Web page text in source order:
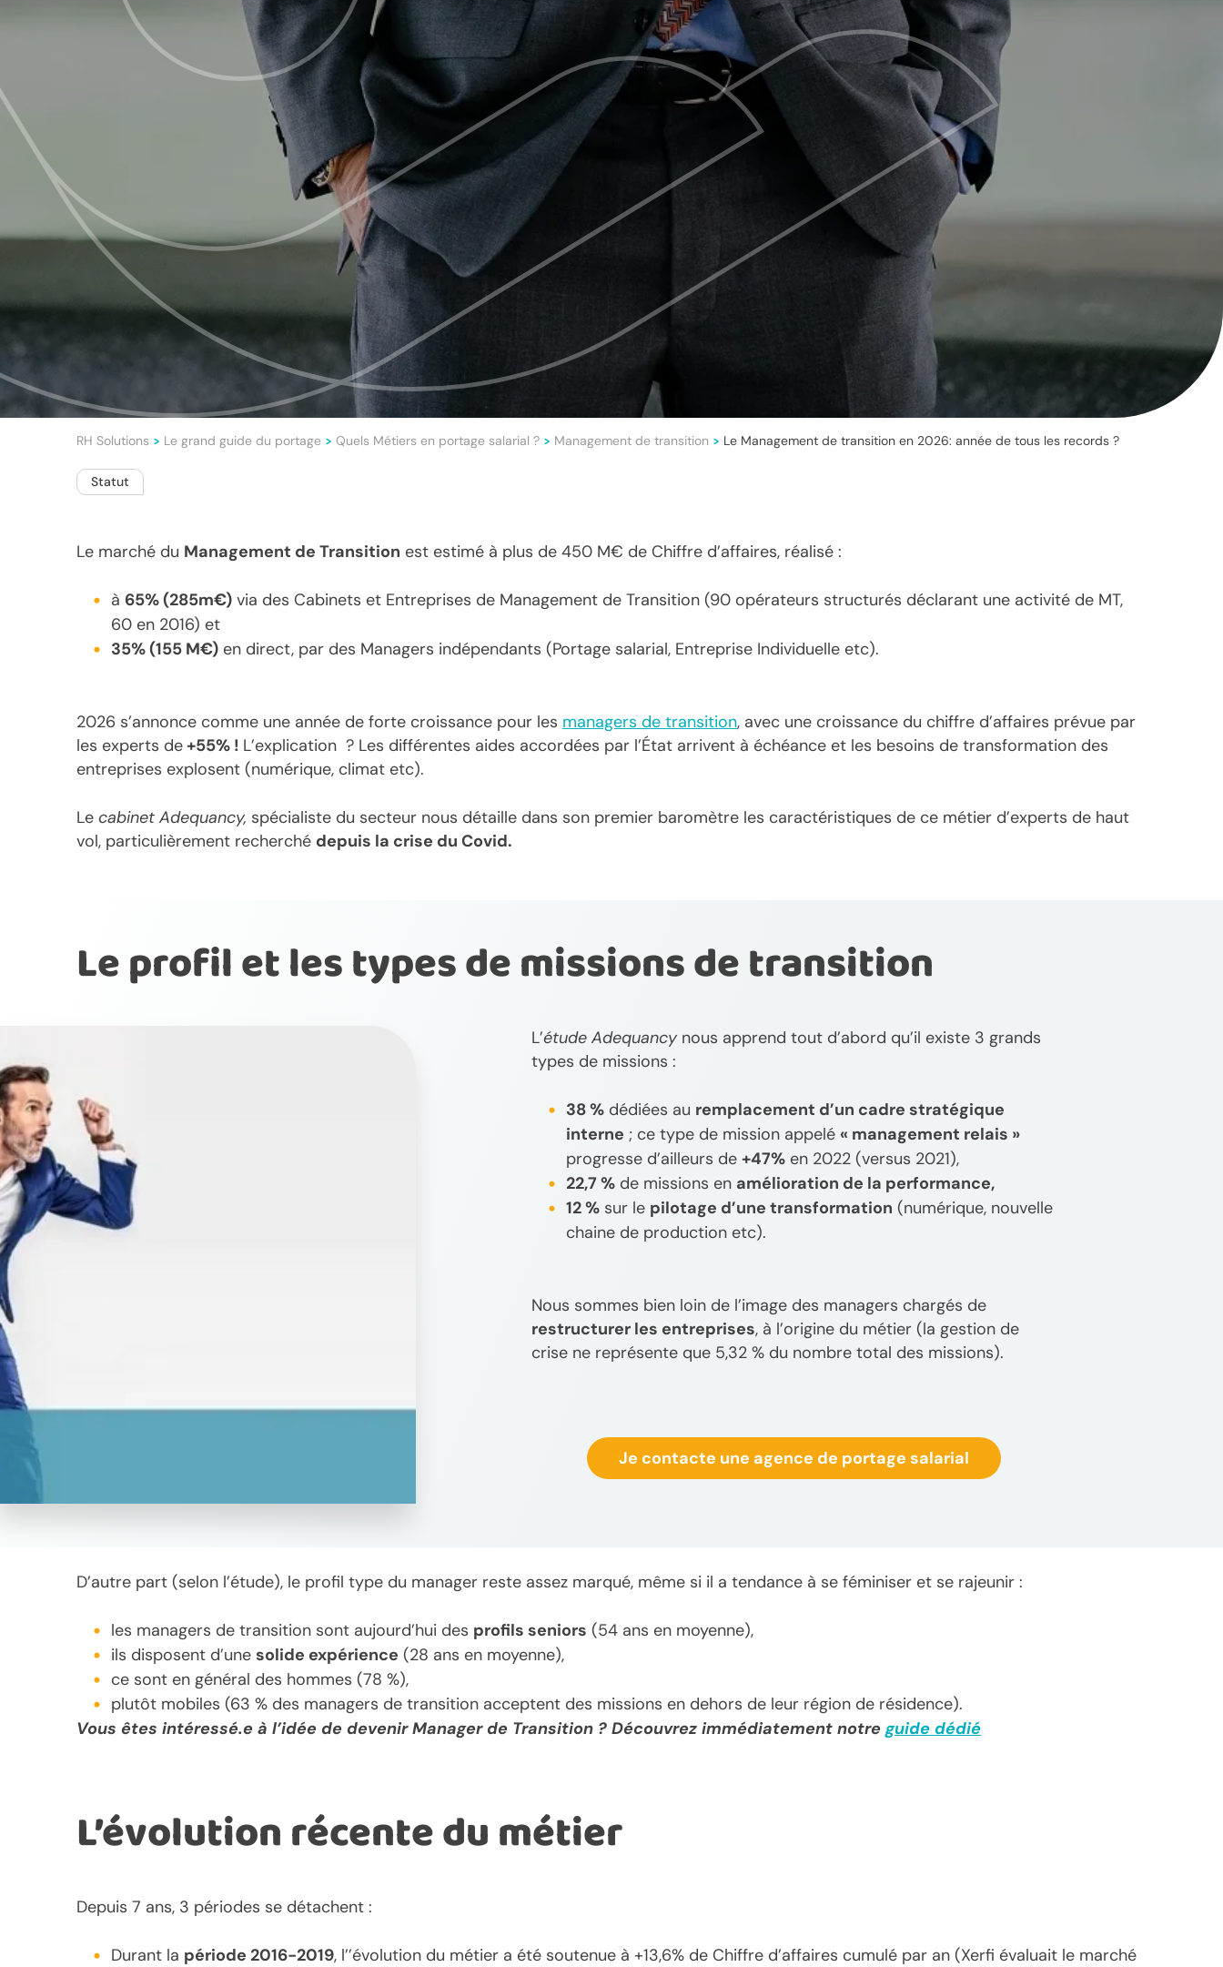
RH Solutions > Le grand guide du portage > Quels Métiers en portage salarial ? > Management de transition > Le Management de transition en 2026: année de tous les records ?
Statut
Le marché du Management de Transition est estimé à plus de 450 M€ de Chiffre d’affaires, réalisé :
à 65% (285m€) via des Cabinets et Entreprises de Management de Transition (90 opérateurs structurés déclarant une activité de MT,
60 en 2016) et
35% (155 M€) en direct, par des Managers indépendants (Portage salarial, Entreprise Individuelle etc).
2026 s’annonce comme une année de forte croissance pour les managers de transition, avec une croissance du chiffre d’affaires prévue par
les experts de+55% ! L’explication ? Les différentes aides accordées par l’État arrivent à échéance et les besoins de transformation des
entreprises explosent (numérique, climat etc).
Le cabinet Adequancy, spécialiste du secteur nous détaille dans son premier baromètre les caractéristiques de ce métier d’experts de haut
vol, particulièrement recherché depuis la crise du Covid.
Le profil et les types de missions de transition
L’étude Adequancynous apprend tout d’abord qu’il existe 3 grands
types de missions :
38 % dédiées au remplacement d’un cadre stratégique
interne ; ce type de mission appelé « management relais »
progresse d’ailleurs de +47% en 2022 (versus 2021),
22,7 % de missions en amélioration de la performance,
12 % sur le pilotage d’une transformation (numérique, nouvelle
chaine de production etc).
Nous sommes bien loin de l’image des managers chargés de
restructurer les entreprises, à l’origine du métier (la gestion de
crise ne représente que 5,32 % du nombre total des missions).
Je contacte une agence de portage salarial
D’autre part (selon l’étude), le profil type du manager reste assez marqué, même si il a tendance à se féminiser et se rajeunir :
les managers de transition sont aujourd’hui des profils seniors (54 ans en moyenne),
ils disposent d’une solide expérience (28 ans en moyenne),
ce sont en général des hommes (78 %),
plutôt mobiles (63 % des managers de transition acceptent des missions en dehors de leur région de résidence).
Vous êtes intéressé.e à l’idée de devenir Manager de Transition ? Découvrez immédiatement notre guide dédié
L’évolution récente du métier
Depuis 7 ans, 3 périodes se détachent :
Durant la période 2016-2019, l’’évolution du métier a été soutenue à +13,6% de Chiffre d’affaires cumulé par an (Xerfi évaluait le marché